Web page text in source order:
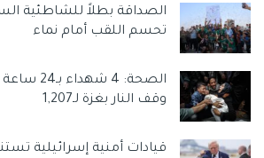
الصداقة بطلاً للشاطئية
تحسم اللقب أمام نماء
الصحة: 4
وقف النار بغزة لـ1,207
قيادات أمنية إسرائيلية